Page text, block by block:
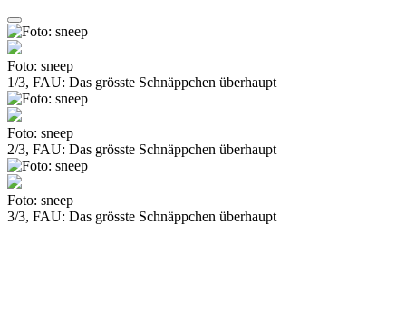
Foto: sneep
1/3, FAU: Das grösste Schnäppchen überhaupt
Foto: sneep
2/3, FAU: Das grösste Schnäppchen überhaupt
Foto: sneep
3/3, FAU: Das grösste Schnäppchen überhaupt